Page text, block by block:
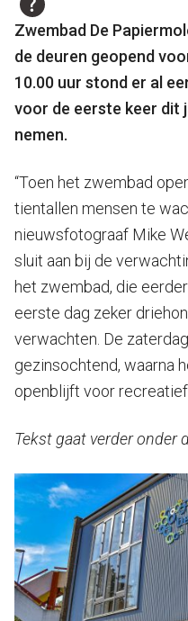
Zwembad De
de deuren geopend
10.00 uur stond er al
voor de eerste keer dit
nemen.
“Toen het zwembad
tientallen mensen te
nieuwsfotograaf Mike
sluit aan bij de
het zwembad, die
eerste dag zeker
verwachten. De
gezinsochtend, waarna
openblijft voor
Tekst gaat verder onder